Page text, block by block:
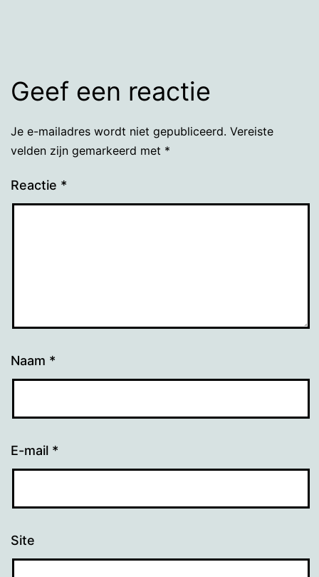
Geef een reactie
Je e-mailadres wordt niet gepubliceerd. Vereiste
velden zijn gemarkeerd met *
Reactie *
Naam *
E-mail *
Site